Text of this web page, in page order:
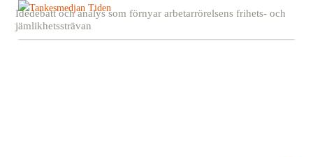
Idédebatt och analys som förnyar arbetarrörelsens frihets- och
jämlikhetssträvan